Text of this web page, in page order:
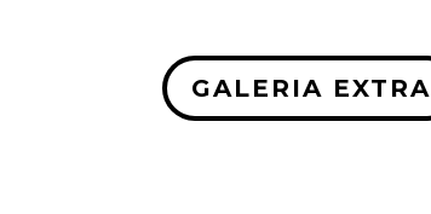
GALERIA EXTRA